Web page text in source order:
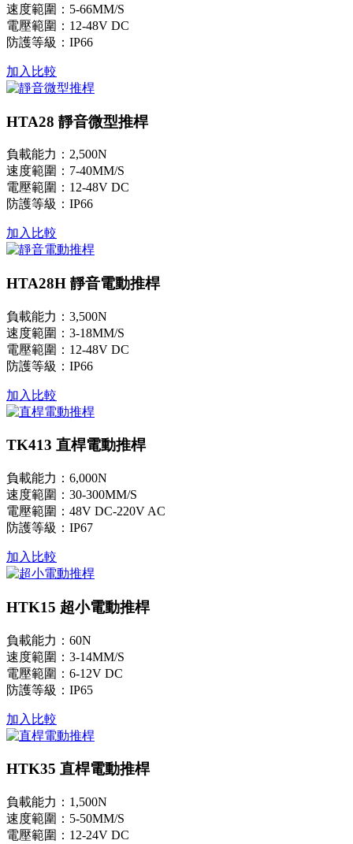
速度範圍：5-66MM/S
電壓範圍：12-48V DC
防護等級：IP66
加入比較
HTA28 靜音微型推桿
負載能力：2,500N
速度範圍：7-40MM/S
電壓範圍：12-48V DC
防護等級：IP66
加入比較
HTA28H 靜音電動推桿
負載能力：3,500N
速度範圍：3-18MM/S
電壓範圍：12-48V DC
防護等級：IP66
加入比較
TK413 直桿電動推桿
負載能力：6,000N
速度範圍：30-300MM/S
電壓範圍：48V DC-220V AC
防護等級：IP67
加入比較
HTK15 超小電動推桿
負載能力：60N
速度範圍：3-14MM/S
電壓範圍：6-12V DC
防護等級：IP65
加入比較
HTK35 直桿電動推桿
負載能力：1,500N
速度範圍：5-50MM/S
電壓範圍：12-24V DC